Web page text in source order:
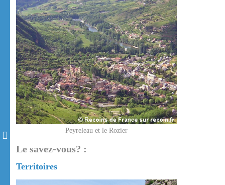
Peyreleau et le Rozier
Le savez-vous? :
Territoires